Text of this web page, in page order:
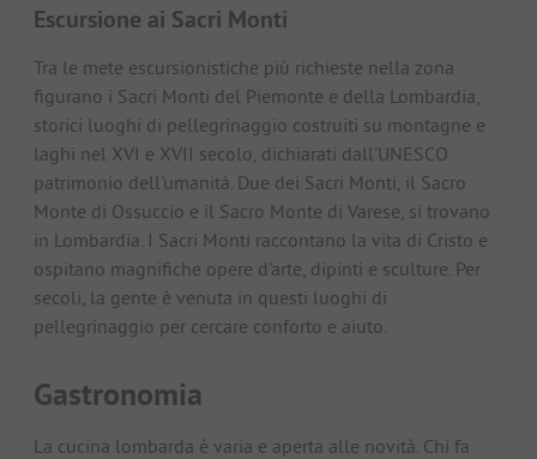
Escursione ai Sacri Monti
Tra le mete escursionistiche più richieste nella zona
figurano i Sacri Monti del Piemonte e della Lombardia,
storici luoghi di pellegrinaggio costruiti su montagne e
laghi nel XVI e XVII secolo, dichiarati dall'UNESCO
patrimonio dell'umanità. Due dei Sacri Monti, il Sacro
Monte di Ossuccio e il Sacro Monte di Varese, si trovano
in Lombardia. I Sacri Monti raccontano la vita di Cristo e
ospitano magnifiche opere d'arte, dipinti e sculture. Per
secoli, la gente è venuta in questi luoghi di
pellegrinaggio per cercare conforto e aiuto.
Gastronomia
La cucina lombarda è varia e aperta alle novità. Chi fa